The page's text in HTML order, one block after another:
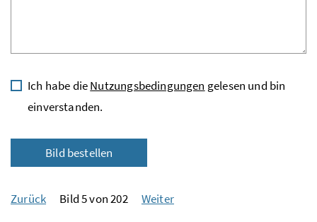
Ich habe dieNutzungsbedingungen gelesen und bin
einverstanden.
Bild bestellen
Zurück Bild 5 von 202 Weiter